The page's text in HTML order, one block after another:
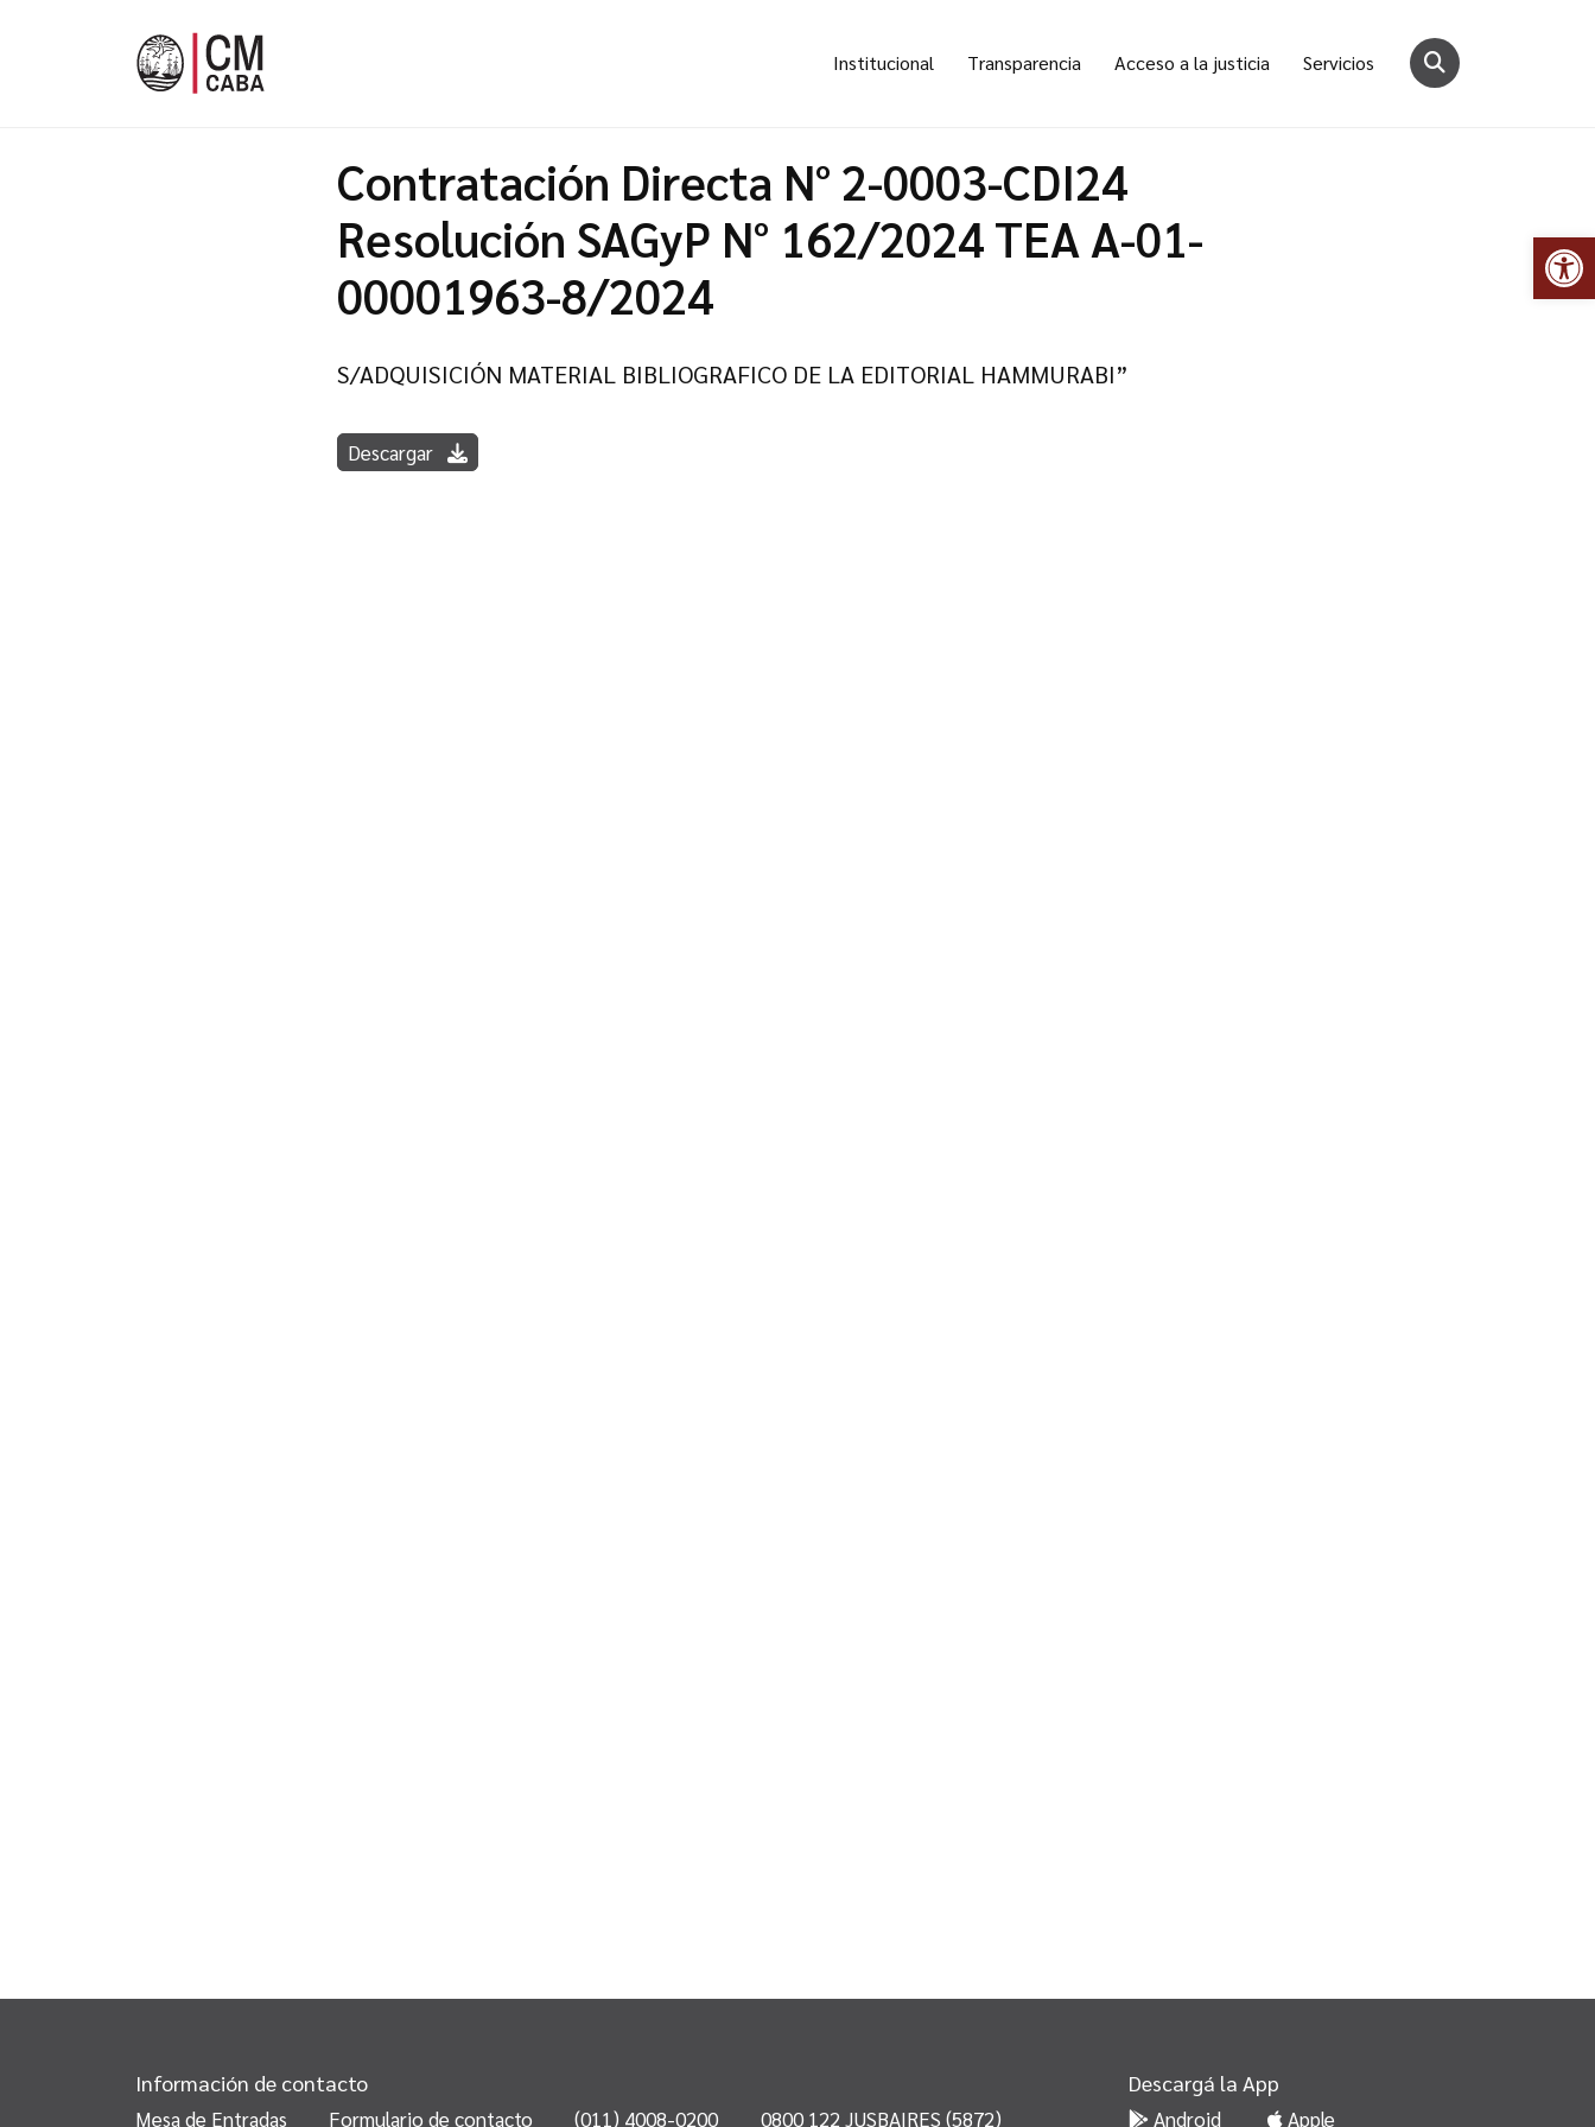
Institucional Transparencia Acceso a la justicia Servicios
Contratación Directa N° 2-0003-CDI24
Resolución SAGyP N° 162/2024 TEA A-01-
00001963-8/2024
S/ADQUISICIÓN MATERIAL BIBLIOGRAFICO DE LA EDITORIAL HAMMURABI”
Descargar
Información de contacto
Mesa de Entradas Formulario de contacto (011) 4008-0200 0800 122 JUSBAIRES (5872)
Descargá la App
Android Apple